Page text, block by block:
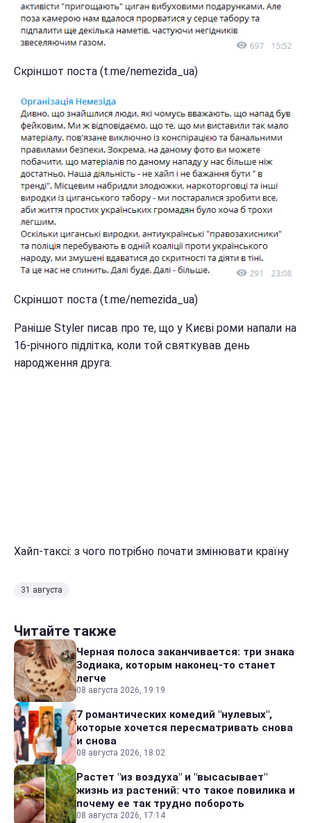
Скріншот поста (t.me/nemezida_ua)
Скріншот поста (t.me/nemezida_ua)
Раніше Styler писав про те, що у Києві роми напали на
16-річного підлітка, коли той святкував день
народження друга.
Хайп-таксі: з чого потрібно почати змінювати країну
31 августа
Читайте также
Черная полоса заканчивается: три знака
Зодиака, которым наконец-то станет
легче
08 августа 2026, 19:19
7 романтических комедий "нулевых",
которые хочется пересматривать снова
и снова
08 августа 2026, 18:02
Растет "из воздуха" и "высасывает"
жизнь из растений: что такое повилика и
почему ее так трудно побороть
08 августа 2026, 17:14